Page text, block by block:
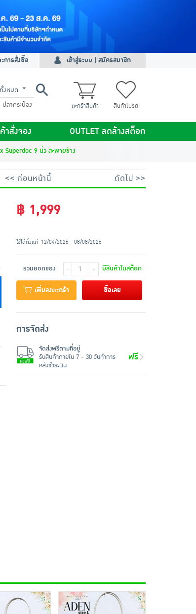
การสั่งซื้อ เข้าสู่ระบบ | สมัครสมาชิก
งหมด
ปลากระป๋อง ตะกร้าสินค้า สินค้าโปรด
าสั่งจอง OUTLET ลดล้างสต็อก
Superdoc 9 นิ้ว สะพายข้าง
<< ก่อนหน้านี้
ถัดไป >>
฿ 1,999
ใช้ได้ตั้งแต่ 12/04/2026 - 08/08/2026
รวมยอดของ - + มีสินค้าในสต๊อก
เพิ่มลงตะกร้า ซื้อเลย
การจัดส่ง
จัดส่งฟรีตามที่อยู่
รับสินค้าภายใน 7 - 30 วันทำการ
หลังชำระเงิน
ฟรี